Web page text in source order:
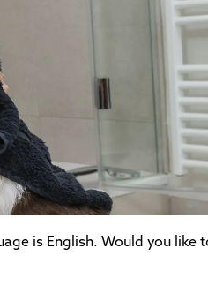
is English. Would you like